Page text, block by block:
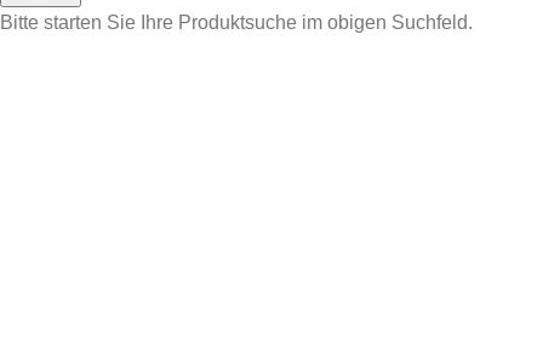
Bitte starten Sie Ihre Produktsuche im obigen Suchfeld.